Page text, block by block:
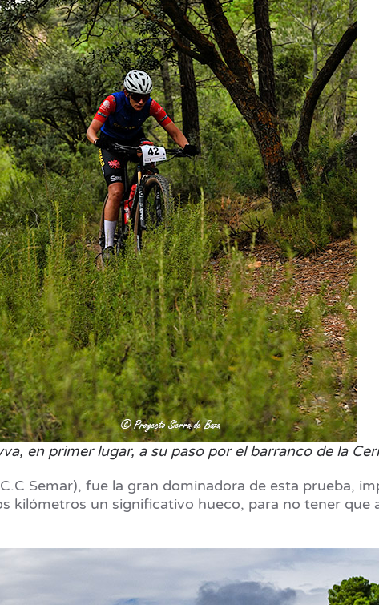
en primer lugar, a su paso por el barranco de la
Semar), fue la gran dominadora de esta prueba,
kilómetros un significativo hueco, para no tener que